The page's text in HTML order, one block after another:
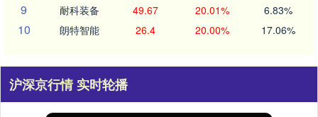
9 耐科装备 49.67 20.01% 6.83%
10 朗特智能 26.4 20.00% 17.06%
沪深京行情 实时轮播